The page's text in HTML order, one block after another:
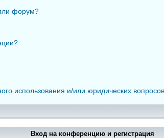
форум?
использования и/или юридических
Вход на конференцию и регистрация